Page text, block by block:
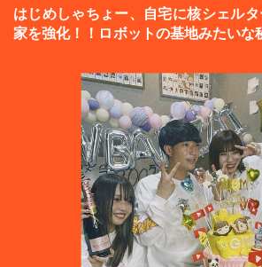
はじめしゃちょー、自宅に核シェル
家を強化！！ロボットの基地みたいな